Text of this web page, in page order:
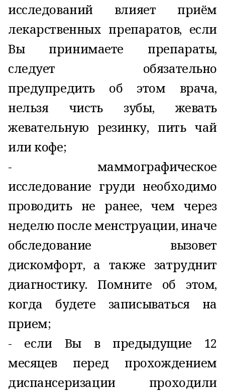
исследований влияет приём
лекарственных препаратов, если
Вы принимаете препараты,
следует обязательно
предупредить об этом врача,
нельзя чисть зубы, жевать
жевательную резинку, пить чай
или кофе;
- маммографическое
исследование груди необходимо
проводить не ранее, чем через
неделю после менструации, иначе
обследование вызовет
дискомфорт, а также затруднит
диагностику. Помните об этом,
когда будете записываться на
прием;
- если Вы в предыдущие 12
месяцев перед прохождением
диспансеризации проходили